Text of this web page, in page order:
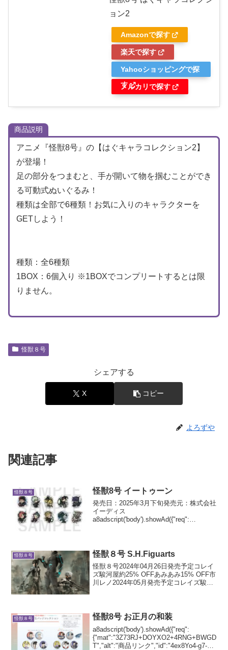
ョン2
Amazonで探す
楽天で探す
Yahooショッピングで探
す
メルカリで探す
商品説明
アニメ『怪獣8号』の【はぐキャラコレクション2】
が登場！
足の部分をつまむと、手が開いて物を掴むことができ
る可動式ぬいぐるみ！
種類は全部で6種類！お気に入りのキャラクターを
GETしよう！
種類：全6種類
1BOX：6個入り ※1BOXでコンプリートするとは限
りません。
怪獣８号
シェアする
X コピー
よろずや
関連記事
怪獣８号 怪獣8号 イートゥーン
発売日：2025年3月下旬発売元：株式会社
イーディス
a8adscript('body').showAd({"req":
怪獣８号 怪獣８号 S.H.Figuarts
怪獣８号2024年04月26日発売予定コレイ
ズ駿河屋約25% OFFあみあみ15% OFF市
川レノ2024年05月発売予定コレイズ駿河
怪獣８号 怪獣8号 お正月の和装
a8adscript('body').showAd({"req":
{"mat":"3Z73RJ+DOYXO2+4RNG+BWGD
T","alt":"商品リンク","id":"4ex8Yo4-g7-